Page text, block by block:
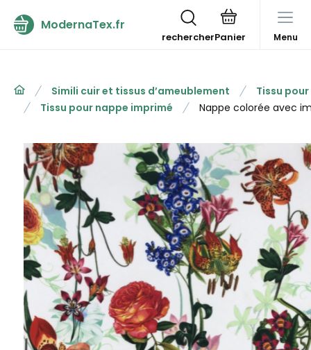
ModernaTex.fr
rechercher Menu
Simili cuir et tissus d’ameublement
Tissu
Tissu pour nappe imprimé
Nappe colorée avec